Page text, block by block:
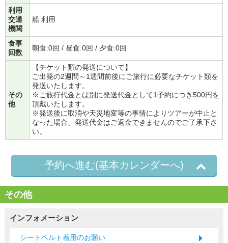
利用
交通
機関
船 利用
食事
回数
朝食:0回 / 昼食:0回 / 夕食:0回
その
他
【チケット類の発送について】
ご出発の2週間～1週間前後にご旅行に必要なチケット類を
発送いたします。
※ご旅行代金とは別に発送代金として1予約につき500円を
頂戴いたします。
※発送後に取消や天災地変等の事情によりツアーが中止と
なった場合、発送代金はご返金できませんのでご了承下さ
い。
予約へ進む(基本カレンダーへ)
その他
インフォメーション
シートベルト着用のお願い